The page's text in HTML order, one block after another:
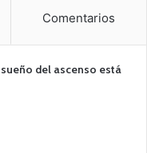
Comentarios
sueño del ascenso está